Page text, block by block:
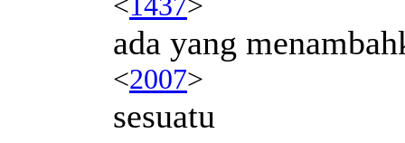
ada yang
<2007>
sesuatu